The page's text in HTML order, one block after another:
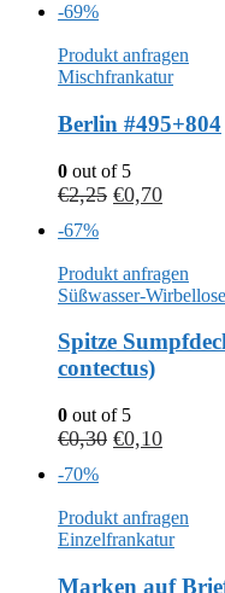
-69%
Produkt anfragen
Mischfrankatur
Berlin #495+804
0 out of 5
€2,25 €0,70
-67%
Produkt anfragen
Süßwasser-Wirbellose
Spitze
contectus)
0 out of 5
€0,30 €0,10
-70%
Produkt anfragen
Einzelfrankatur
Marken auf